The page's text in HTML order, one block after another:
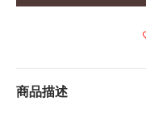
商品描述